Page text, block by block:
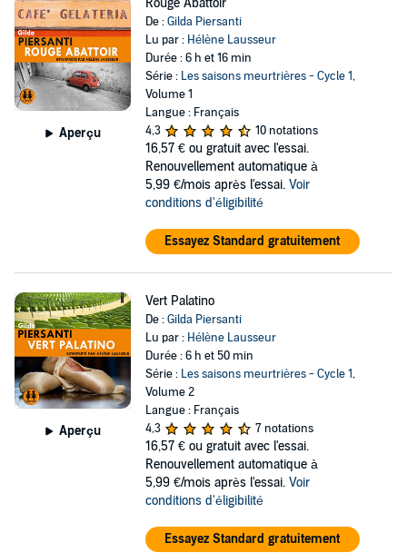
Aperçu
Rouge Abattoir
De :Gilda Piersanti
Lu par : Hélène Lausseur
Durée : 6 h et 16 min
Série : Les saisons meurtrières - Cycle 1,
Volume 1
Langue : Français
4,3
10 notations
16,57 € ou gratuit avec l'essai.
Renouvellement automatique à
5,99 €/mois après l'essai. Voir
conditions d'éligibilité
Essayez Standard gratuitement
Aperçu
Vert Palatino
De :Gilda Piersanti
Lu par : Hélène Lausseur
Durée : 6 h et 50 min
Série : Les saisons meurtrières - Cycle 1,
Volume 2
Langue : Français
4,3
7 notations
16,57 € ou gratuit avec l'essai.
Renouvellement automatique à
5,99 €/mois après l'essai. Voir
conditions d'éligibilité
Essayez Standard gratuitement